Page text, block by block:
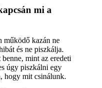
mi a
működő kazán ne
és ne piszkálja.
mint az eredeti
úgy piszkálni egy
hogy mit csinálunk.